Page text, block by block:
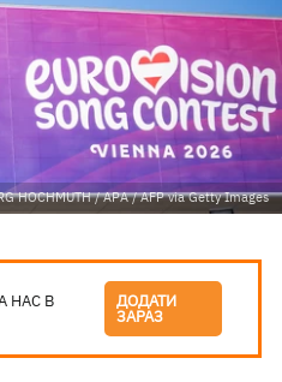
HOCHMUTH / APA / AFP via Getty Images
НАС В ДОДАТИ
ЗАРАЗ